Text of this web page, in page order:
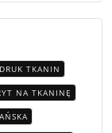
TKANIN
NA TKANINĘ